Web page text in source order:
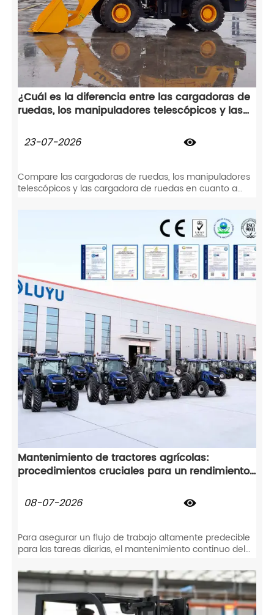
¿Cuál es la diferencia entre las cargadoras de
ruedas, los manipuladores telescópicos y las
23-07-2026

Compare las cargadoras de ruedas, los manipuladores
telescópicos y las cargadora de ruedas en cuanto a
Mantenimiento de tractores agrícolas:
procedimientos cruciales para un rendimiento
08-07-2026

Para asegurar un flujo de trabajo altamente predecible
para las tareas diarias, el mantenimiento continuo del
No solo este cuidado proactivo previene el desgaste
repentino de los componentes, sino que también
protege directamente su tractor agrícola durante años
de servicio confiable en el campo.